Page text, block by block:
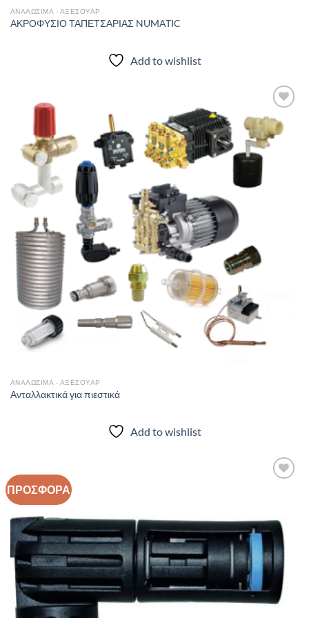
ΑΝΑΛΩΣΙΜΑ - ΑΞΕΣΟΥΑΡ
ΑΚΡΟΦΥΣΙΟ ΤΑΠΕΤΣΑΡΙΑΣ NUMATIC
Add to wishlist
Add to
wishlist
ΑΝΑΛΩΣΙΜΑ - ΑΞΕΣΟΥΑΡ
Ανταλλακτικά για πιεστικά
Add to wishlist
ΠΡΟΣΦΟΡΑ
wishlist